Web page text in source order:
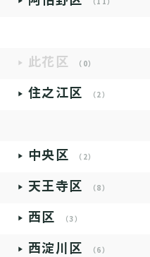
此花区 （0）
住之江区 （2）
中央区 （2）
天王寺区 （8）
西区 （3）
西淀川区 （6）